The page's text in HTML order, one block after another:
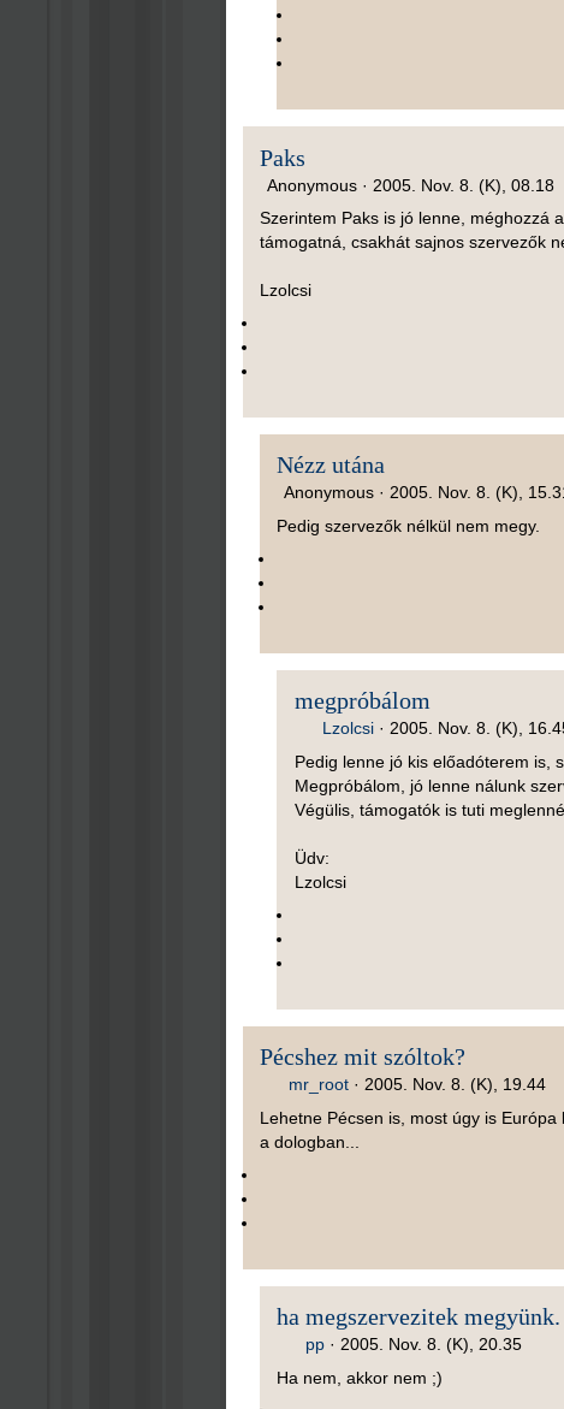
Paks
Anonymous · 2005. Nov. 8. (K), 08.18
Szerintem Paks is jó lenne, méghozzá
támogatná, csakhát sajnos szervezők
Lzolcsi
Nézz utána
Anonymous ·2005. Nov. 8. (K),
Pedig szervezők nélkül nem megy.
megpróbálom
Lzolcsi ·2005. Nov. 8. (K),
Pedig lenne jó kis előadóterem is,
Megpróbálom, jó lenne nálunk
Végülis, támogatók is tuti
Üdv:
Lzolcsi
Pécshez mit szóltok?
mr_root· 2005. Nov. 8. (K), 19.44
Lehetne Pécsen is, most úgy is
a dologban...
ha megszervezitek megyünk.
pp ·2005. Nov. 8. (K), 20.35
Ha nem, akkor nem ;)